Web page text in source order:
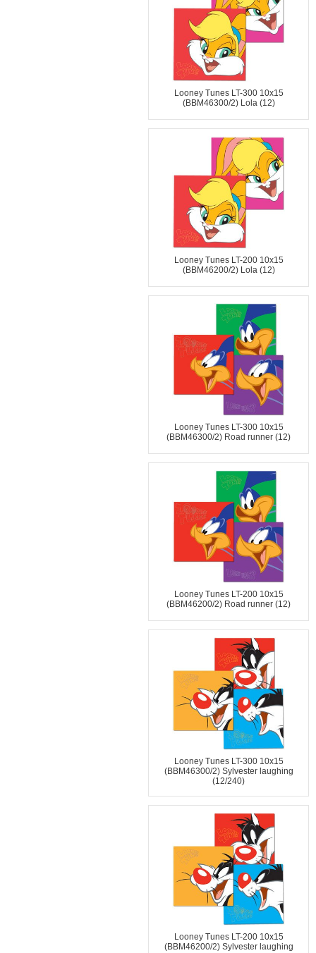
Looney Tunes LT-300 10x15
(BBM46300/2) Lola (12)
Looney Tunes LT-200 10x15
(BBM46200/2) Lola (12)
Looney Tunes LT-300 10x15
(BBM46300/2) Road runner (12)
Looney Tunes LT-200 10x15
(BBM46200/2) Road runner (12)
Looney Tunes LT-300 10x15
(BBM46300/2) Sylvester laughing
(12/240)
Looney Tunes LT-200 10x15
(BBM46200/2) Sylvester laughing